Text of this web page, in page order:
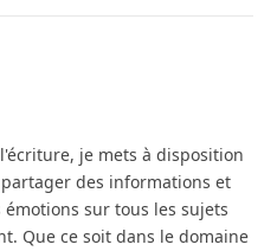
je mets à disposition
des informations et
sur tous les sujets
Que ce soit dans le domaine